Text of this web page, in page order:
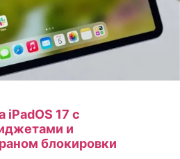
iPadOS 17 с
и
блокировки